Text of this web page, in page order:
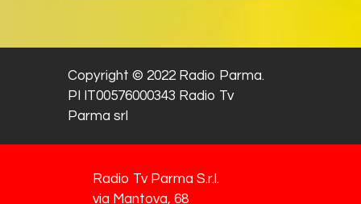
Copyright © 2022 Radio Parma.
PI IT00576000343 Radio Tv
Parma srl
Radio Tv Parma S.r.l.
via Mantova, 68